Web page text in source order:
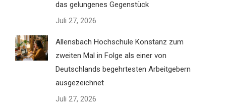
das gelungenes Gegenstück
Juli 27, 2026
Allensbach Hochschule Konstanz zum
zweiten Mal in Folge als einer von
Deutschlands begehrtesten Arbeitgebern
ausgezeichnet
Juli 27, 2026